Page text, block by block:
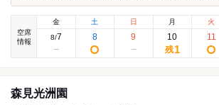
空席
情報
金
8/7
土
8
日
9
月
10
残1
火
11
森見光洲園